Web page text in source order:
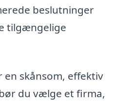
beslutninger
tilgængelige
en skånsom, effektiv
du vælge et firma,